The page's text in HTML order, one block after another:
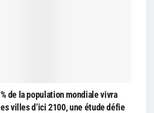
de la population mondiale vivra
villes d’ici 2100, une étude défie